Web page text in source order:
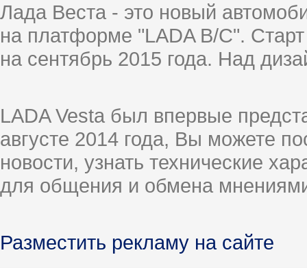
Лада Веста - это новый
на платформе "LADA B/C".
на сентябрь 2015 года. Над
LADA Vesta был впервые
августе 2014 года, Вы можете
новости, узнать технические
для общения и обмена
Разместить рекламу на сайте